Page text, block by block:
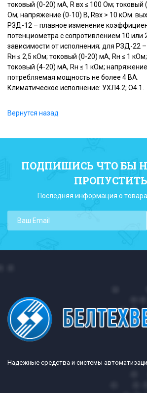
токовый (0-20) мА, R вх ≤ 100 Ом; токовый
Ом; напряжение (0-10) В, Rвх > 10 кОм.
РЗД-12 – плавное изменение
потенциометра с сопротивлением 10 или
зависимости от исполнения; для РЗД-22
Rн ≤ 2,5 кОм; токовый (0-20) мА, Rн ≤ 1 кОм;
токовый (4-20) мА, Rн ≤ 1 кОм;
потребляемая мощность не более 4 ВА.
Климатическое исполнение: УХЛ4.2; О4.1.
Вернутся назад
ПОДПИШИСЬ ЧТО БЫ
ПРОПУСТИТЬ
Последняя информация о
Надежные средства и системы